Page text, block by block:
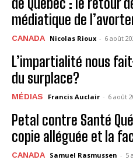
médiatique de
CANADA Nicolas Rioux - 6 août
L’impartialité nous
du surplace?
MÉDIAS Francis Auclair - 6 août
Petal contre Santé
copie alléguée et la
CANADA Samuel Rasmussen - 5